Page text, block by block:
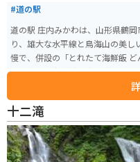
#道の駅
道の駅 庄内みかわは、山形県鶴
り、雄大な水平線と鳥海山の美しい景色を一
慢で、併設の「とれたて海鮮飯
介を使った海鮮丼や定食が味わえ
快なツーリングが楽しめます。道
ても最適です。 周辺には、海水浴やキャンプが楽しめる場所や、温泉施設も
あります。道の駅 庄内みかわを拠
てはいかがでしょうか。
十二滝